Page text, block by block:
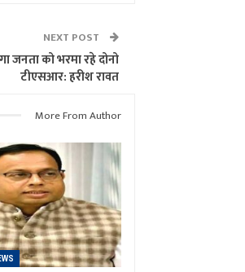
NEXT POST
को भरमा रहे दोनो
टीएसआर: हरीश रावत
More From Author